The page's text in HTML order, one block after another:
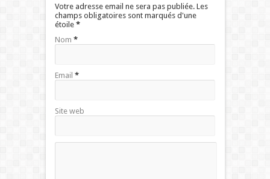
Votre adresse email ne sera pas publiée. Les
champs obligatoires sont marqués d'une
étoile *
Nom *
Email *
Site web